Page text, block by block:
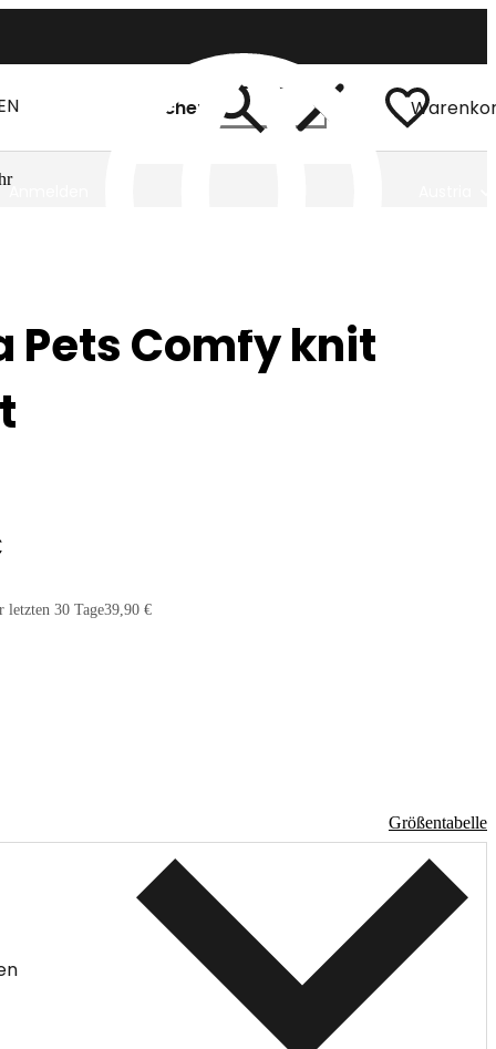
Anmelden
Suchen
Pets Comfy knit
letzten 30 Tage39,90 €
Größentabelle